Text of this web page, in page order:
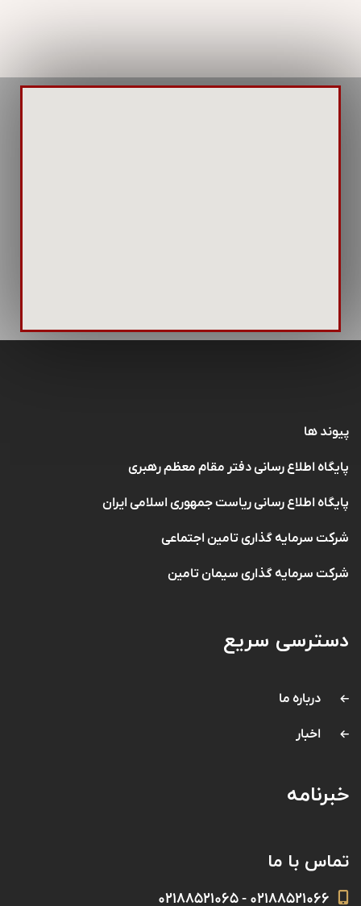
پیوند ها
پایگاه اطلاع رسانی دفتر مقام معظم رهبری
پایگاه اطلاع رسانی ریاست جمهوری اسلامی ایران
شرکت سرمایه گذاری تامین اجتماعی
شرکت سرمایه گذاری سیمان تامین
دسترسی سریع
درباره ما
اخبار
خبرنامه
تماس با ما
۰۲۱۸۸۵۲۱۰۶۶ - ۰۲۱۸۸۵۲۱۰۶۵